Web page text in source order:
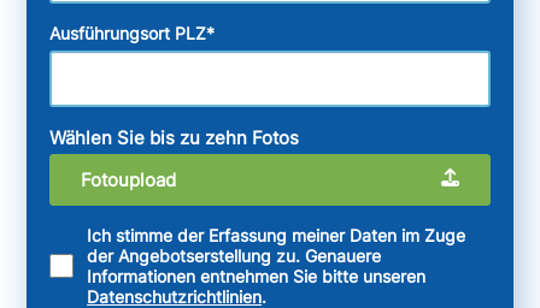
Ausführungsort PLZ*
Wählen Sie bis zu zehn Fotos
Fotoupload
Ich stimme der Erfassung meiner Daten im Zuge
der Angebotserstellung zu. Genauere
Informationen entnehmen Sie bitte unseren
Datenschutzrichtlinien.